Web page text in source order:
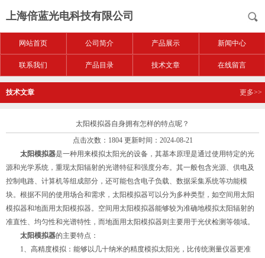
上海倍蓝光电科技有限公司
网站首页 公司简介 产品展示 新闻中心
联系我们 产品目录 技术文章 在线留言
技术文章 更多>>
太阳模拟器自身拥有怎样的特点呢？
点击次数：1804 更新时间：2024-08-21
太阳模拟器是一种用来模拟太阳光的设备，其基本原理是通过使用特定的光
源和光学系统，重现太阳辐射的光谱特征和强度分布。其一般包含光源、供电及
控制电路、计算机等组成部分，还可能包含电子负载、数据采集系统等功能模
块。根据不同的使用场合和需求，太阳模拟器可以分为多种类型，如空间用太阳
模拟器和地面用太阳模拟器。空间用太阳模拟器能够较为准确地模拟太阳辐射的
准直性、均匀性和光谱特性，而地面用太阳模拟器则主要用于光伏检测等领域。
太阳模拟器的主要特点：
1、高精度模拟：能够以几十纳米的精度模拟太阳光，比传统测量仪器更准